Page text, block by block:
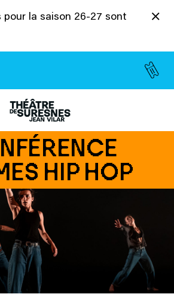
pour la saison 26-27 sont
HIP HOP